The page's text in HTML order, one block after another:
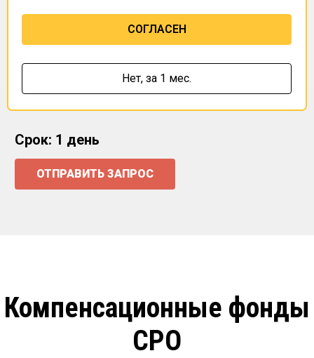
СОГЛАСЕН
Нет, за 1 мес.
Срок: 1 день
ОТПРАВИТЬ ЗАПРОС
Компенсационные фонды
СРО